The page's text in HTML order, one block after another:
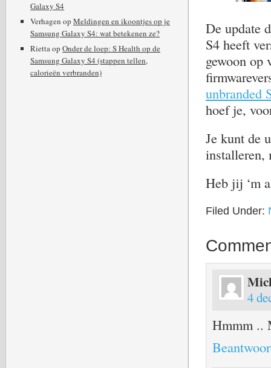
De update
S4 heeft
gewoon op
unbranded
hoef je,
Je kunt de
installeren,
Heb jij ‘m
Filed Under:
4
Hmmm ..
Galaxy S4
Verhagen op Meldingen en ikoontjes op je
Samsung Galaxy S4: wat betekenen ze?
Riettaop Onder de loep: S Health op de
Samsung Galaxy S4 (stappen tellen,
calorieën verbranden)